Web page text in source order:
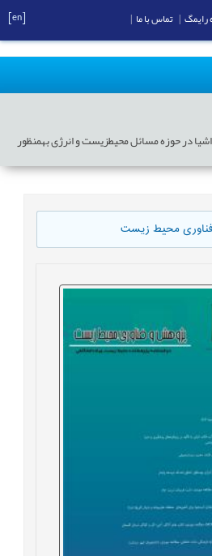
در حوزه مسائل محیطزیست و انرژی بهمنظور
محیط زیست
رایمگ تماس با ما